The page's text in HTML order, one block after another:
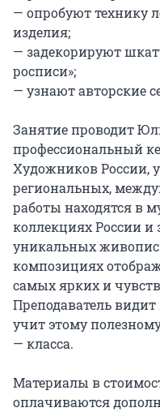
— опробуют технику
изделия;
— задекорируют
росписи»;
— узнают авторские
Занятие проводит
профессиональный
Художников России,
региональных,
работы находятся в
коллекциях России и
уникальных
композициях
самых ярких и
Преподаватель
учит этому
— класса.
Материалы в
оплачиваются